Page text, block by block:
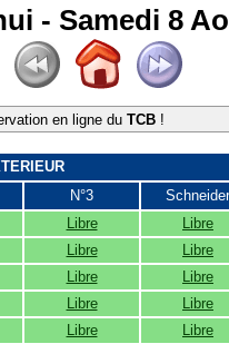
- Samedi 8
en ligne du TCB !
N°3 Schneider
Libre Libre
Libre Libre
Libre Libre
Libre Libre
Libre Libre